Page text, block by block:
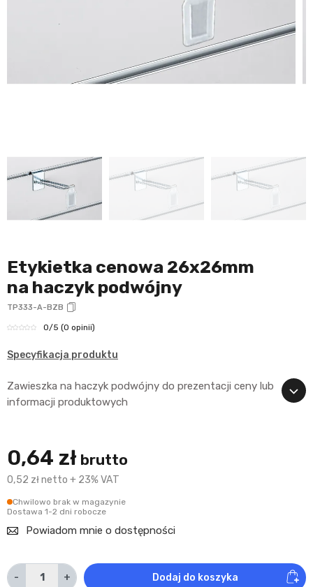
Etykietka cenowa 26x26mm
na haczyk podwójny
TP333-A-BZB
0/5 (0 opinii)
Specyfikacja produktu
Zawieszka na haczyk podwójny do prezentacji ceny lub
informacji produktowych
0,64 zł brutto
0,52 zł netto + 23% VAT
Chwilowo brak w magazynie
Dostawa 1-2 dni robocze
Powiadom mnie o dostępności
- + Dodaj do koszyka